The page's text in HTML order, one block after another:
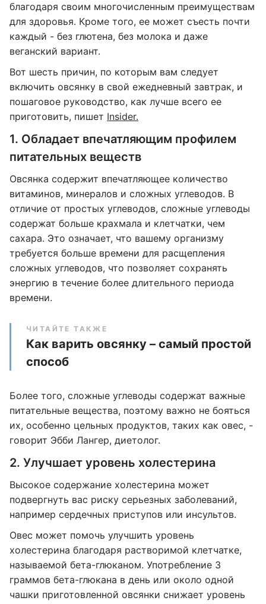
благодаря своим многочисленным преимуществам
для здоровья. Кроме того, ее может съесть почти
каждый - без глютена, без молока и даже
веганский вариант.
Вот шесть причин, по которым вам следует
включить овсянку в свой ежедневный завтрак, и
пошаговое руководство, как лучше всего ее
приготовить, пишет Insider.
1. Обладает впечатляющим профилем
питательных веществ
Овсянка содержит впечатляющее количество
витаминов, минералов и сложных углеводов. В
отличие от простых углеводов, сложные углеводы
содержат больше крахмала и клетчатки, чем
сахара. Это означает, что вашему организму
требуется больше времени для расщепления
сложных углеводов, что позволяет сохранять
энергию в течение более длительного периода
времени.
ЧИТАЙТЕ ТАКЖЕ
Как варить овсянку – самый простой
способ
Более того, сложные углеводы содержат важные
питательные вещества, поэтому важно не бояться
их, особенно цельных продуктов, таких как овес, -
говорит Эбби Лангер, диетолог.
2. Улучшает уровень холестерина
Высокое содержание холестерина может
подвергнуть вас риску серьезных заболеваний,
например сердечных приступов или инсультов.
Овес может помочь улучшить уровень
холестерина благодаря растворимой клетчатке,
называемой бета-глюканом. Употребление 3
граммов бета-глюкана в день или около одной
чашки приготовленной овсянки снижает уровень